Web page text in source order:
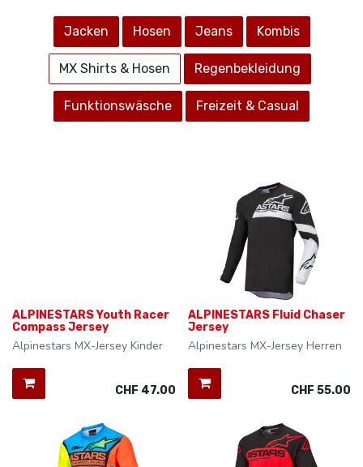
Jacken Hosen Jeans Kombis
MX Shir​​​​ts & Hosen Regenbekleidung
Funktionswäsche Freizeit & Casual
ALPINESTARS Youth Racer
Compass Jersey
Alpinestars MX-Jersey Kinder
CHF 47.00
ALPINESTARS Fluid Chaser
Jersey
Alpinestars MX-Jersey Herren
CHF 55.00